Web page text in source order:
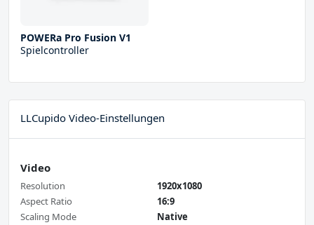
POWERa Pro Fusion V1
Spielcontroller
LLCupido Video-Einstellungen
Video
Resolution
1920x1080
Aspect Ratio
16:9
Scaling Mode
Native